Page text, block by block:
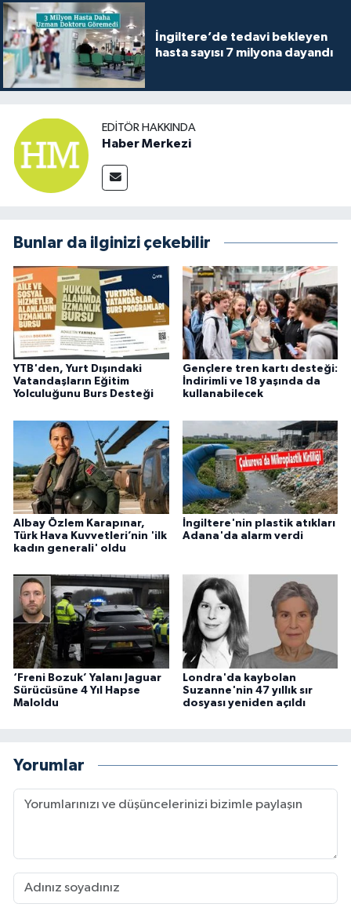
İngiltere’de tedavi bekleyen
hasta sayısı 7 milyona dayandı
EDITÖR HAKKINDA
Haber Merkezi
Bunlar da ilginizi çekebilir
YTB'den, Yurt Dışındaki
Vatandaşların Eğitim
Yolculuğunu Burs Desteği
Gençlere tren kartı desteği:
İndirimli ve 18 yaşında da
kullanabilecek
Albay Özlem Karapınar,
Türk Hava Kuvvetleri’nin 'ilk
kadın generali' oldu
İngiltere'nin plastik atıkları
Adana'da alarm verdi
‘Freni Bozuk’ Yalanı Jaguar
Sürücüsüne 4 Yıl Hapse
Maloldu
Londra'da kaybolan
Suzanne'nin 47 yıllık sır
dosyası yeniden açıldı
Yorumlar